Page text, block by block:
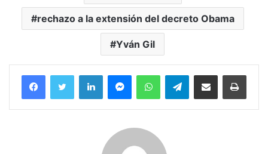
rechazo a la extensión del decreto Obama
Yván Gil
FacebookTwitter LinkedInMessengerWhatsAppTelegramCompartir por correo electrónico